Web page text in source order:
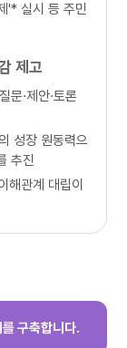
'* 실시 등 주민
제고
문·제안·토론
성장 원동력으
추진
해관계 대립이
구축합니다.